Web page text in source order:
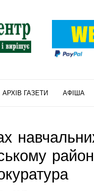
АРХІВ ГАЗЕТИ АФІША